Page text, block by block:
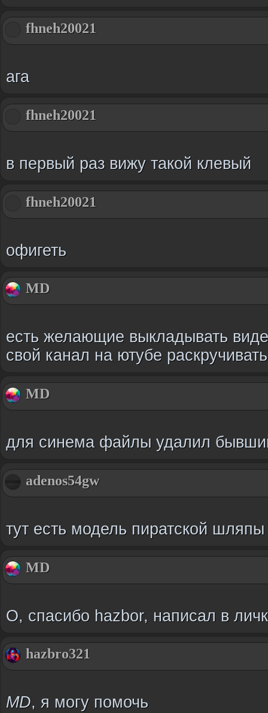
fhneh20021
ага
fhneh20021
в первый раз вижу такой клевый
fhneh20021
офигеть
MD
есть желающие выкладывать
свой канал на ютубе
MD
для синема файлы удалил
adenos54gw
тут есть модель пиратской
MD
О, спасибо hazbor, написал в
hazbro321
MD, я могу помочь